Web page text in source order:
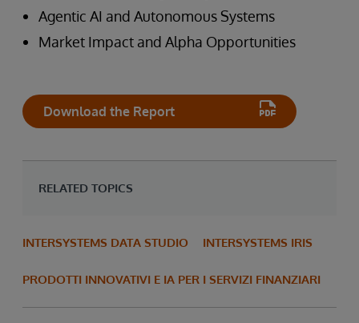
Agentic AI and Autonomous Systems
Market Impact and Alpha Opportunities
Download the Report
RELATED TOPICS
INTERSYSTEMS DATA STUDIO INTERSYSTEMS IRIS
PRODOTTI INNOVATIVI E IA PER I SERVIZI FINANZIARI